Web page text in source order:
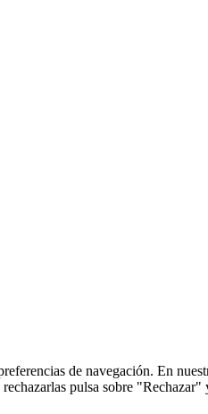
de navegación. En
pulsa sobre